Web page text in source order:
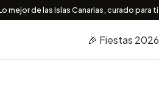
mejor de las Islas Canarias, curado para ti
🎉 Fiestas 2026